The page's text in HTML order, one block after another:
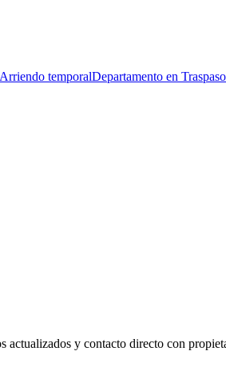
temporalDepartamento en Traspaso
y contacto directo con